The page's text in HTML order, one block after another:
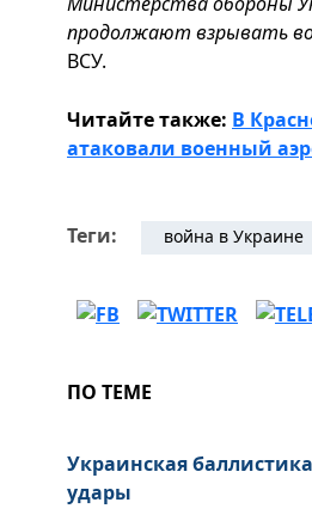
продолжают взрывать
ВСУ.
Читайте также: В
атаковали военный
Теги: война в Украине
ПО ТЕМЕ
Украинская
удары